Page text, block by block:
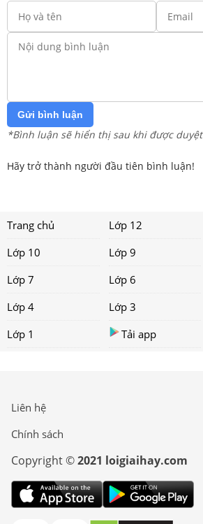
Gửi bình luận
*Bình luận sẽ hiển thị sau khi được duyệt
Hãy trở thành người đầu tiên bình luận!
Trang chủ Lớp 12
Lớp 10
Lớp 9
Lớp 7
Lớp 6
Lớp 4
Lớp 3
Lớp 1
Tải app
Liên hệ
Chính sách
Copyright ©2021 loigiaihay.com